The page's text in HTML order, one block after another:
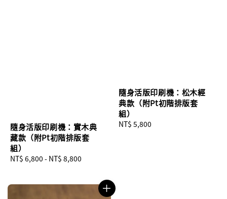
隨身活版印刷機：實木典
藏款（附Pt初階排版套
組）
Regular
NT$ 6,800 - NT$ 8,800
隨身活版印刷機：松木經
典款（附Pt初階排版套
組）
Regular
NT$ 5,800